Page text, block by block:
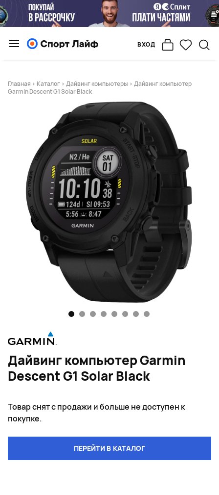
ВХОД
Главная > Каталог > Дайвинг компьютеры > Дайвинг компьютер
Garmin Descent G1 Solar Black
Дайвинг компьютер Garmin
Descent G1 Solar Black
Товар снят с продажи и больше не доступен к
покупке.
ПЕРЕЙТИ В КАТАЛОГ
1 2 3 4 5 6 7 8